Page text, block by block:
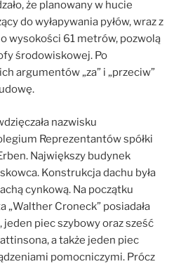
że planowany w hucie
do wyłapywania pyłów, wraz z
wysokości 61 metrów, pozwolą
środowiskowej. Po
argumentów „za” i „przeciw”
nazwisku
Reprezentantów spółki
Największy budynek
Konstrukcja dachu była
cynkową. Na początku
Croneck” posiadała
jeden piec szybowy oraz sześć
a także jeden piec
pomocniczymi. Prócz